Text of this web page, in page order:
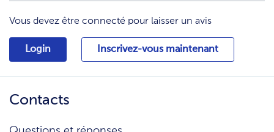
Vous devez être connecté pour laisser un avis
Login Inscrivez-vous maintenant
Contacts